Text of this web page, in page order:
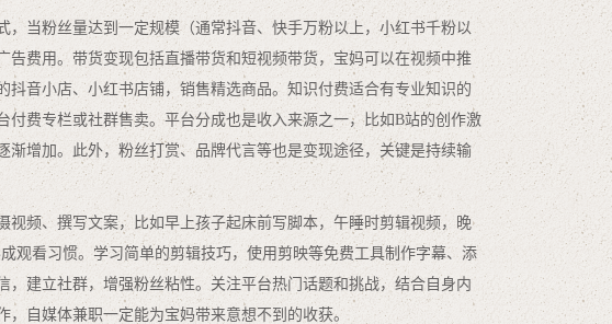
当粉丝量达到一定规模（通常抖音、快手万粉以上，小红书千粉以
告费用。带货变现包括直播带货和短视频带货，宝妈可以在视频中推
音小店、小红书店铺，销售精选商品。知识付费适合有专业知识的
费专栏或社群售卖。平台分成也是收入来源之一，比如B站的创作激
增加。此外，粉丝打赏、品牌代言等也是变现途径，关键是持续输
频、撰写文案，比如早上孩子起床前写脚本，午睡时剪辑视频，晚
观看习惯。学习简单的剪辑技巧，使用剪映等免费工具制作字幕、添
建立社群，增强粉丝粘性。关注平台热门话题和挑战，结合自身内
，自媒体兼职一定能为宝妈带来意想不到的收获。